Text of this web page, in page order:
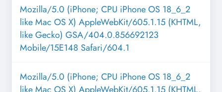
Mozilla/5.0 (iPhone; CPU iPhone OS 18_6_2
like Mac OS X) AppleWebKit/605.1.15 (KHTML,
like Gecko) GSA/404.0.856692123
Mobile/15E148 Safari/604.1
Mozilla/5.0 (iPhone; CPU iPhone OS 18_6_2